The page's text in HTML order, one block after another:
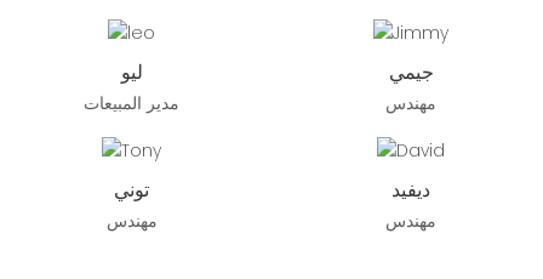
ليو
مدير المبيعات
جيمي
مهندس
توني
مهندس
ديفيد
مهندس